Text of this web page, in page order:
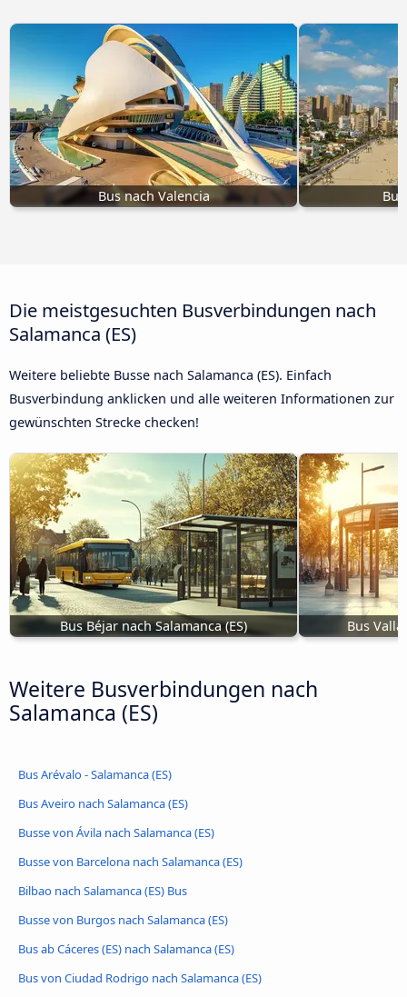
Bus nach Valencia
Die meistgesuchten Busverbindungen nach
Salamanca (ES)
Weitere beliebte Busse nach Salamanca (ES). Einfach
Busverbindung anklicken und alle weiteren Informationen zur
gewünschten Strecke checken!
Bus Béjar nach Salamanca (ES) Bus
Weitere Busverbindungen nach
Salamanca (ES)
Bus Arévalo - Salamanca (ES)
Bus Aveiro nach Salamanca (ES)
Busse von Ávila‎ nach Salamanca (ES)
Busse von Barcelona nach Salamanca (ES)
Bilbao nach Salamanca (ES) Bus
Busse von Burgos nach Salamanca (ES)
Bus ab Cáceres‎‎ (ES) nach Salamanca (ES)
Bus von Ciudad Rodrigo nach Salamanca (ES)